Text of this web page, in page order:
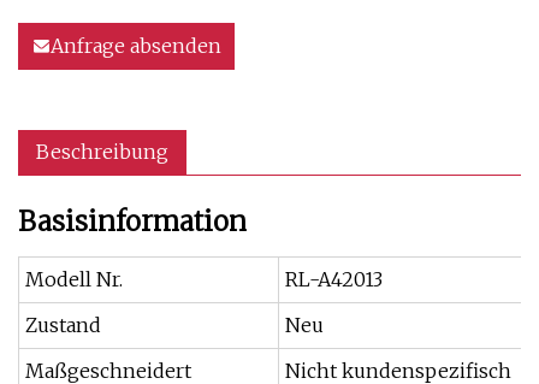
Anfrage absenden
Beschreibung
Basisinformation
Modell Nr.
RL-A42013
Zustand
Neu
Maßgeschneidert
Nicht kundenspezifisch